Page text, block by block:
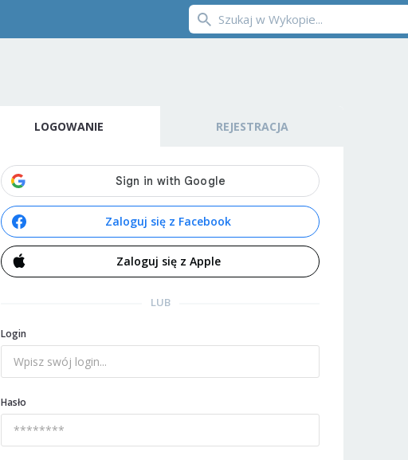
LOGOWANIE REJESTRACJA
Zaloguj się z Facebook
Zaloguj się z Apple
LUB
Login
Hasło